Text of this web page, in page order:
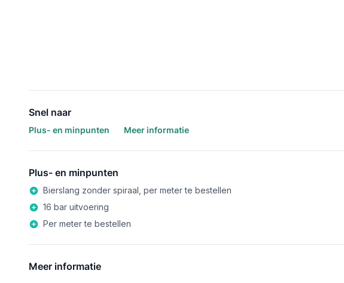
Snel naar
Plus- en minpunten Meer informatie
Plus- en minpunten
Bierslang zonder spiraal, per meter te bestellen
16 bar uitvoering
Per meter te bestellen
Meer informatie